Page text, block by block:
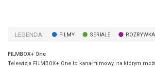
LEGENDA: FILMY SERIALE ROZRYWKA
FILMBOX+ One
Telewizja FILMBOX+ One to kanał filmowy, na którym